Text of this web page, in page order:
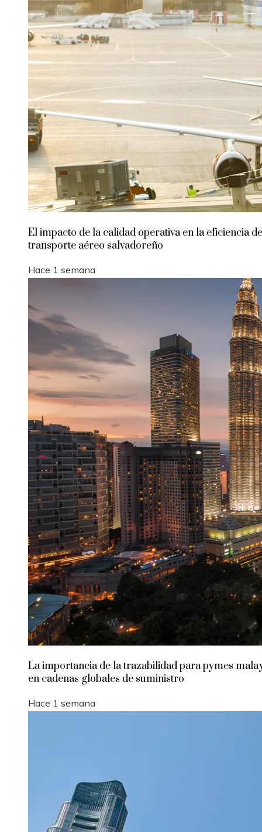
El impacto de la calidad operativa en la eficiencia
transporte aéreo salvadoreño
Hace 1 semana
La importancia de la trazabilidad para pymes
en cadenas globales de suministro
Hace 1 semana